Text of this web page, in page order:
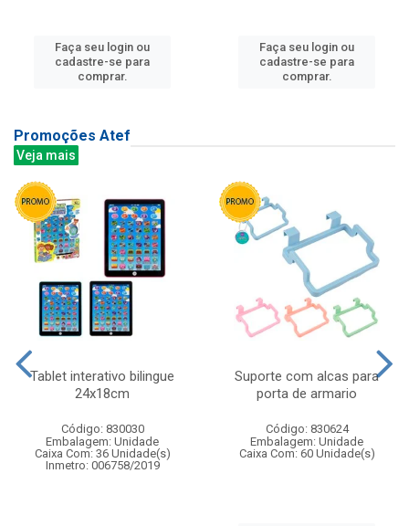
Faça seu login ou
cadastre-se para
comprar.
Faça seu login ou
cadastre-se para
comprar.
Promoções Atef
Veja mais
Tablet interativo bilingue
24x18cm
Código: 830030
Embalagem: Unidade
Caixa Com: 36 Unidade(s)
Inmetro: 006758/2019
Suporte com alcas para
porta de armario
Código: 830624
Embalagem: Unidade
Caixa Com: 60 Unidade(s)